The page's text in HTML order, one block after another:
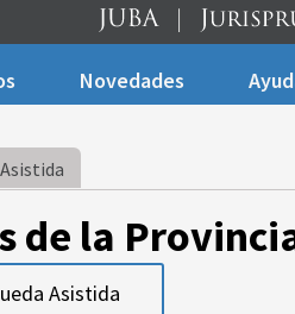
Novedades
de la
Asistida